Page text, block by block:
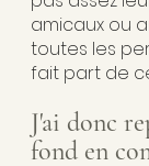
amicaux ou
toutes les
fait part de
J'ai donc
fond en